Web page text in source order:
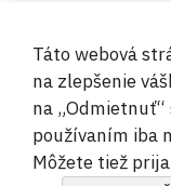
©
Táto webová
na zlepšenie
na
používaním iba
Môžete tiež